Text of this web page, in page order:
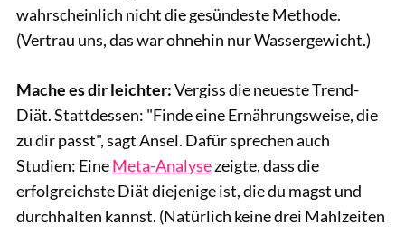
wahrscheinlich nicht die gesündeste Methode.
(Vertrau uns, das war ohnehin nur Wassergewicht.)
Mache es dir leichter:Vergiss die neueste Trend-
Diät. Stattdessen: "Finde eine Ernährungsweise, die
zu dir passt", sagt Ansel. Dafür sprechen auch
Studien: EineMeta-Analysezeigte, dass die
erfolgreichste Diät diejenige ist, die du magst und
durchhalten kannst. (Natürlich keine drei Mahlzeiten